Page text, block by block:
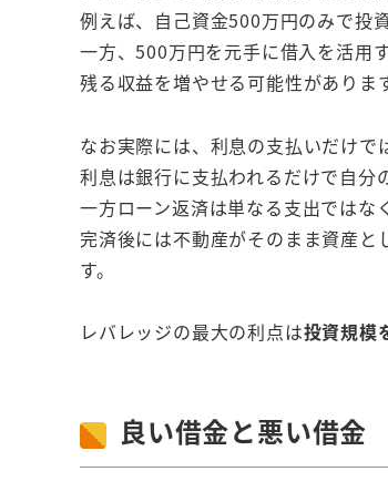
例えば、自己資金500万円のみで投
一方、500万円を元手に借入を活用
残る収益を増やせる可能性がありま
なお実際には、利息の支払いだけで
利息は銀行に支払われるだけで自分
一方ローン返済は単なる支出ではな
完済後には不動産がそのまま資産
す。
レバレッジの最大の利点は投資規模
良い借金と悪い借金